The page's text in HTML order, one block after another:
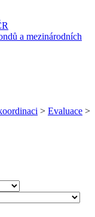
a mezinárodních
> Evaluace >